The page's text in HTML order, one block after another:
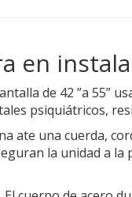
en
de 42 ”a 55”
psiquiátricos,
ate una cuerda,
la unidad a